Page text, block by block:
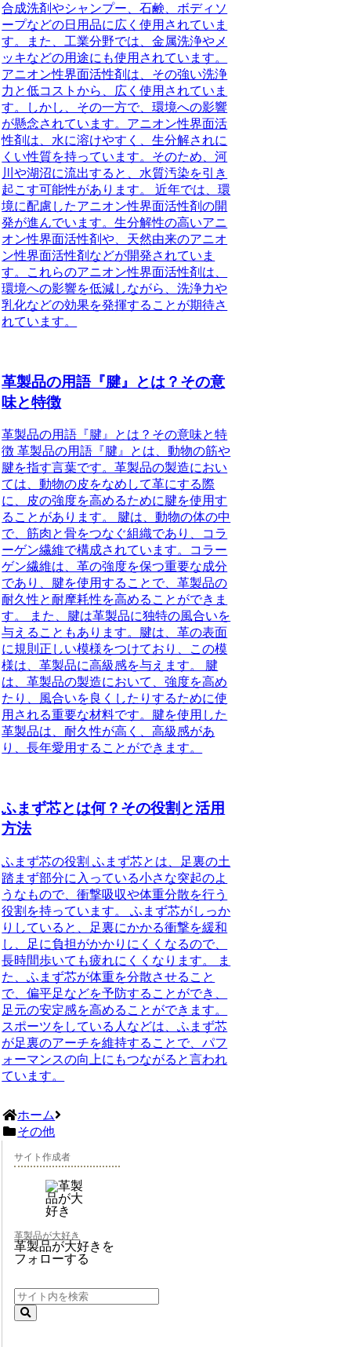
合成洗剤やシャンプー、石鹸、ボディソ
ープなどの日用品に広く使用されていま
す。また、工業分野では、金属洗浄やメ
ッキなどの用途にも使用されています。
アニオン性界面活性剤は、その強い洗浄
力と低コストから、広く使用されていま
す。しかし、その一方で、環境への影響
が懸念されています。アニオン性界面活
性剤は、水に溶けやすく、生分解されに
くい性質を持っています。そのため、河
川や湖沼に流出すると、水質汚染を引き
起こす可能性があります。 近年では、環
境に配慮したアニオン性界面活性剤の開
発が進んでいます。生分解性の高いアニ
オン性界面活性剤や、天然由来のアニオ
ン性界面活性剤などが開発されていま
す。これらのアニオン性界面活性剤は、
環境への影響を低減しながら、洗浄力や
乳化などの効果を発揮することが期待さ
れています。
革製品の用語『腱』とは？その意
味と特徴
革製品の用語『腱』とは？その意味と特
徴 革製品の用語『腱』とは、動物の筋や
腱を指す言葉です。革製品の製造におい
ては、動物の皮をなめして革にする際
に、皮の強度を高めるために腱を使用す
ることがあります。 腱は、動物の体の中
で、筋肉と骨をつなぐ組織であり、コラ
ーゲン繊維で構成されています。コラー
ゲン繊維は、革の強度を保つ重要な成分
であり、腱を使用することで、革製品の
耐久性と耐摩耗性を高めることができま
す。 また、腱は革製品に独特の風合いを
与えることもあります。腱は、革の表面
に規則正しい模様をつけており、この模
様は、革製品に高級感を与えます。 腱
は、革製品の製造において、強度を高め
たり、風合いを良くしたりするために使
用される重要な材料です。腱を使用した
革製品は、耐久性が高く、高級感があ
り、長年愛用することができます。
ふまず芯とは何？その役割と活用
方法
ふまず芯の役割 ふまず芯とは、足裏の土
踏まず部分に入っている小さな突起のよ
うなもので、衝撃吸収や体重分散を行う
役割を持っています。 ふまず芯がしっか
りしていると、足裏にかかる衝撃を緩和
し、足に負担がかかりにくくなるので、
長時間歩いても疲れにくくなります。 ま
た、ふまず芯が体重を分散させること
で、偏平足などを予防することができ、
足元の安定感を高めることができます。
スポーツをしている人などは、ふまず芯
が足裏のアーチを維持することで、パフ
ォーマンスの向上にもつながると言われ
ています。
ホーム
その他
サイト作成者
革製品が大好き
革製品が大好きを
フォローする